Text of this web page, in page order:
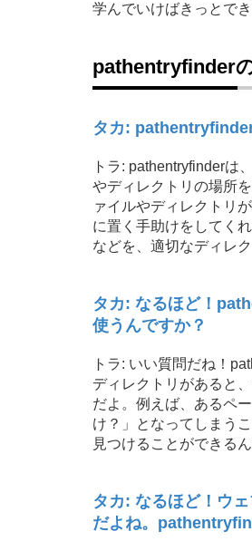
学んでいけばきっとでき
pathentryfinder
タカ:
トラ: pathentryfinderは
やディレクトリの場所
ァイルやディレクトリ
に置く手助けをしてく
などを、適切なディレ
タカ: なるほど！
使うんですか？
トラ: いい質問だね！
ディレクトリがあると
だよ。例えば、あるペ
け？」となってしまう
見つけることができるん
タカ: なるほど！ウ
だよね。